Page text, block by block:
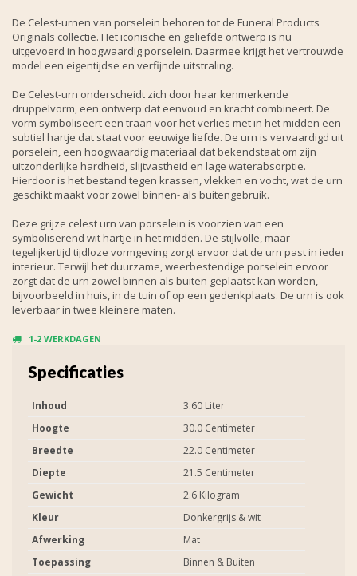
De Celest-urnen van porselein behoren tot de Funeral Products
Originals collectie. Het iconische en geliefde ontwerp is nu
uitgevoerd in hoogwaardig porselein. Daarmee krijgt het vertrouwde
model een eigentijdse en verfijnde uitstraling.
De Celest-urn onderscheidt zich door haar kenmerkende
druppelvorm, een ontwerp dat eenvoud en kracht combineert. De
vorm symboliseert een traan voor het verlies met in het midden een
subtiel hartje dat staat voor eeuwige liefde. De urn is vervaardigd uit
porselein, een hoogwaardig materiaal dat bekendstaat om zijn
uitzonderlijke hardheid, slijtvastheid en lage waterabsorptie.
Hierdoor is het bestand tegen krassen, vlekken en vocht, wat de urn
geschikt maakt voor zowel binnen- als buitengebruik.
Deze grijze celest urn van porselein is voorzien van een
symboliserend wit hartje in het midden. De stijlvolle, maar
tegelijkertijd tijdloze vormgeving zorgt ervoor dat de urn past in ieder
interieur. Terwijl het duurzame, weerbestendige porselein ervoor
zorgt dat de urn zowel binnen als buiten geplaatst kan worden,
bijvoorbeeld in huis, in de tuin of op een gedenkplaats. De urn is ook
leverbaar in twee kleinere maten.
1-2 WERKDAGEN
Specificaties
Inhoud
3.60 Liter
Hoogte
30.0 Centimeter
Breedte
22.0 Centimeter
Diepte
21.5 Centimeter
Gewicht
2.6 Kilogram
Kleur
Donkergrijs & wit
Afwerking
Mat
Toepassing
Binnen & Buiten